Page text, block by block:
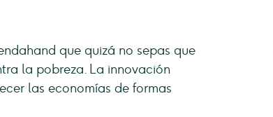
que quizá no sepas que
la pobreza. La innovación
las economías de formas